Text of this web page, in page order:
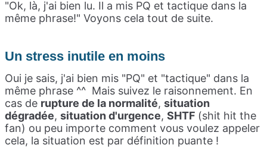
"Ok, là, j'ai bien lu. Il a mis PQ et tactique dans la
même phrase!" Voyons cela tout de suite.
Un stress inutile en moins
Oui je sais, j'ai bien mis "PQ" et "tactique" dans la
même phrase ^^ Mais suivez le raisonnement. En
cas de rupture de la normalité, situation
dégradée, situation d'urgence, SHTF (shit hit the
fan) ou peu importe comment vous voulez appeler
cela, la situation est par définition puante !